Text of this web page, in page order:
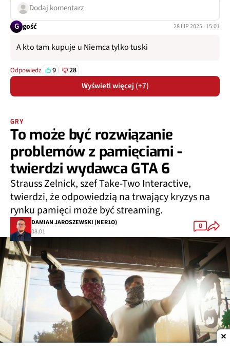
Dodaj komentarz
G gość 28 LIP 2025 · 15:01
A kto tam kupuje u Niemca tylko tuski
Odpowiedz 9 28
Wyświetl więcej (+7)
GRY
To może być rozwiązanie
problemów z pamięciami -
twierdzi wydawca GTA 6
Strauss Zelnick, szef Take-Two Interactive,
twierdzi, że odpowiedzią na trwający kryzys na
rynku pamięci może być streaming.
DAMIAN JAROSZEWSKI (NER1O)
08:01
0